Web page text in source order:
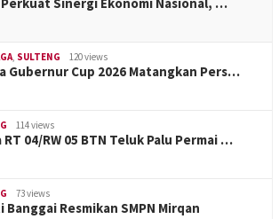
SULTENG 120 views
Gubernur Cup 2026 Matangkan Pers…
114 views
RT 04/RW 05 BTN Teluk Palu Permai …
73 views
Banggai Resmikan SMPN Mirqan